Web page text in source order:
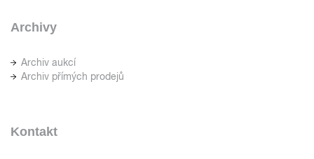
Archivy
Archiv aukcí
Archiv přímých prodejů
Kontakt